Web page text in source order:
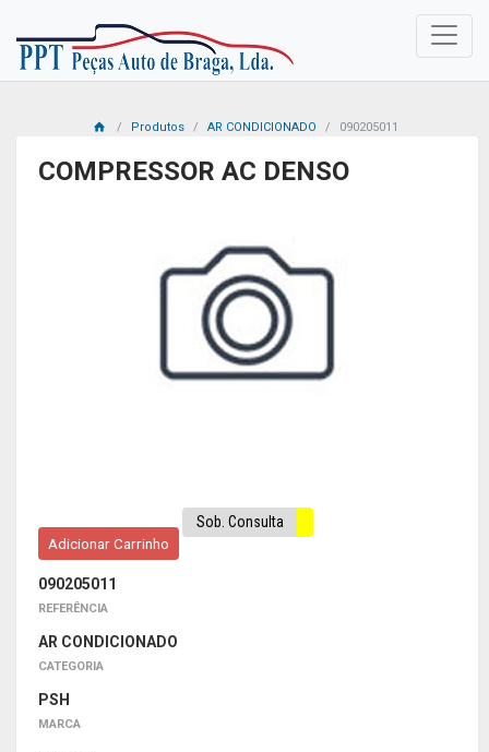
Produtos AR CONDICIONADO 090205011
COMPRESSOR AC DENSO
Adicionar Carrinho
Sob. Consulta
090205011
REFERÊNCIA
AR CONDICIONADO
CATEGORIA
PSH
MARCA